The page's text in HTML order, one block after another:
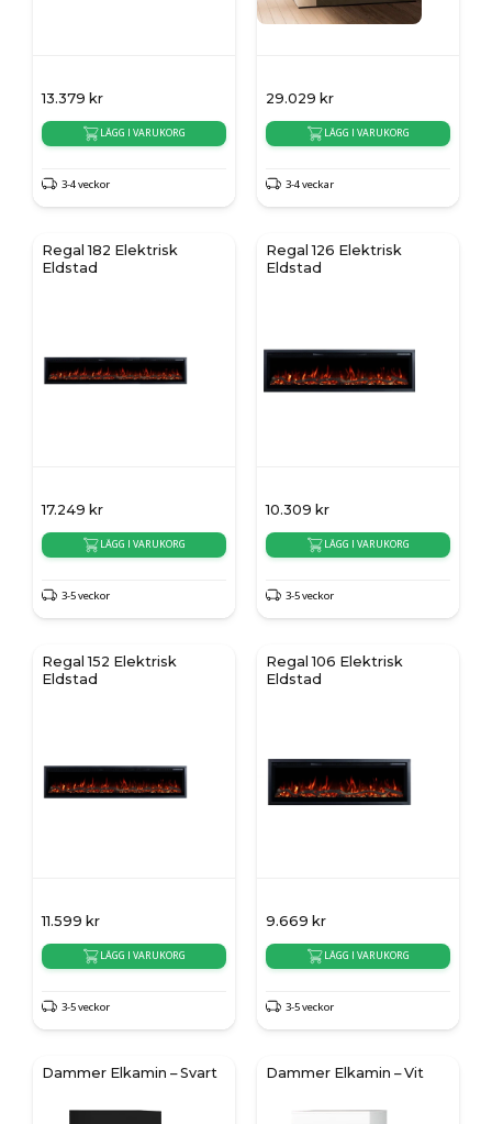
13.379 kr
LÄGG I VARUKORG
3-4 veckor
29.029 kr
LÄGG I VARUKORG
3-4 veckar
Regal 182 Elektrisk
Eldstad
17.249 kr
LÄGG I VARUKORG
3-5 veckor
Regal 126 Elektrisk
Eldstad
10.309 kr
LÄGG I VARUKORG
3-5 veckor
Regal 152 Elektrisk
Eldstad
11.599 kr
LÄGG I VARUKORG
3-5 veckor
Regal 106 Elektrisk
Eldstad
9.669 kr
LÄGG I VARUKORG
3-5 veckor
Dammer Elkamin – Svart Dammer Elkamin – Vit